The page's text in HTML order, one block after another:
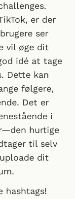
er der
ser
vil øge dit
idé at tage
Dette kan
følgere,
Det er
i
hurtige
til selv
dit
hashtags!